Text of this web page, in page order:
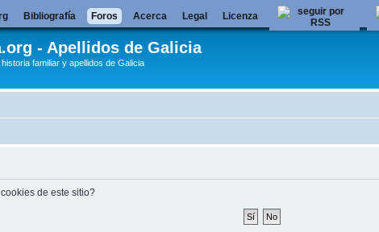
- Apellidos de Galicia
familiar y apellidos de Galicia
de este sitio?
Bibliografía Foros Acerca Legal Licenza